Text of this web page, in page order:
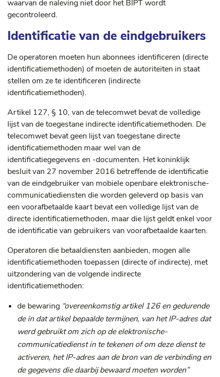
waarvan de naleving niet door het BIPT wordt
gecontroleerd.
Identificatie van de eindgebruikers
De operatoren moeten hun abonnees identificeren (directe
identificatiemethoden) of moeten de autoriteiten in staat
stellen om ze te identificeren (indirecte
identificatiemethoden).
Artikel 127, § 10, van de telecomwet bevat de volledige
lijst van de toegestane indirecte identificatiemethoden. De
telecomwet bevat geen lijst van toegestane directe
identificatiemethoden maar wel van de
identificatiegegevens en -documenten. Het koninklijk
besluit van 27 november 2016 betreffende de identificatie
van de eindgebruiker van mobiele openbare elektronische-
communicatiediensten die worden geleverd op basis van
een voorafbetaalde kaart bevat een volledige lijst van de
directe identificatiemethoden, maar die lijst geldt enkel voor
de identificatie van gebruikers van voorafbetaalde kaarten.
Operatoren die betaaldiensten aanbieden, mogen alle
identificatiemethoden toepassen (directe of indirecte), met
uitzondering van de volgende indirecte
identificatiemethoden:
de bewaring “overeenkomstig artikel 126 en gedurende
de in dat artikel bepaalde termijnen, van het IP-adres dat
werd gebruikt om zich op de elektronische-
communicatiedienst in te tekenen of om deze dienst te
activeren, het IP-adres aan de bron van de verbinding en
de gegevens die daarbij bewaard moeten worden”